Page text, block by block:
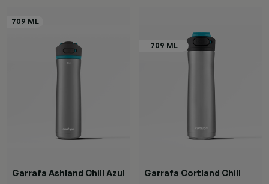
Garrafa Ashland Chill Azul
Garrafa Cortland Chill